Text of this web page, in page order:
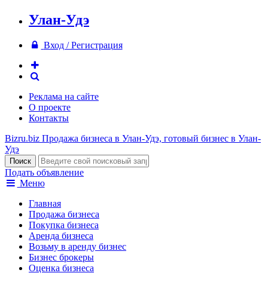
Улан-Удэ
Вход / Регистрация
Реклама на сайте
О проекте
Контакты
Bizru.biz Продажа бизнеса в Улан-Удэ, готовый бизнес в Улан-
Удэ
Подать объявление
Меню
Главная
Продажа бизнеса
Покупка бизнеса
Аренда бизнеса
Возьму в аренду бизнес
Бизнес брокеры
Оценка бизнеса